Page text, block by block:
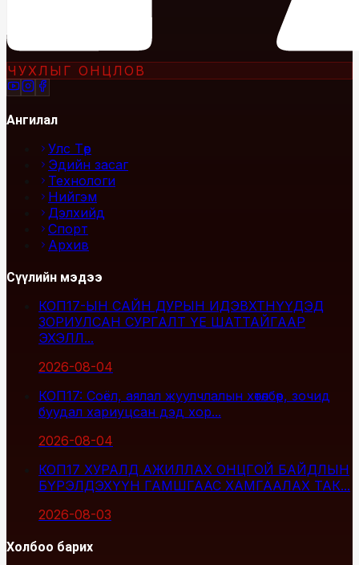
ЧУХЛЫГ ОНЦЛОВ
Ангилал
Улс Төр
Эдийн засаг
Технологи
Нийгэм
Дэлхийд
Спорт
Архив
Сүүлийн мэдээ
КОП17-ЫН САЙН ДУРЫН ИДЭВХТНҮҮДЭД
ЗОРИУЛСАН СУРГАЛТ ҮЕ ШАТТАЙГААР
ЭХЭЛЛ...
2026-08-04
КОП17: Соёл, аялал жуулчлалын хөтөлбөр, зочид
буудал хариуцсан дэд хор...
2026-08-04
КОП17 ХУРАЛД АЖИЛЛАХ ОНЦГОЙ БАЙДЛЫН
БҮРЭЛДЭХҮҮН ГАМШГААС ХАМГААЛАХ ТАК...
2026-08-03
Холбоо барих